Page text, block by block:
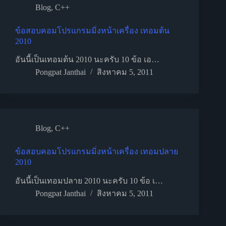
Blog, C++
ข้อสอบคอมโปรแกรมมิ่งหน้าเครื่อง เทอมต้น
2010
อันนี้เป็นเทอมต้น 2010 นะครับ 10 ข้อ เอ…
Pongpat Janthai
สิงหาคม 5, 2011
Blog, C++
ข้อสอบคอมโปรแกรมมิ่งหน้าเครื่อง เทอมปลาย
2010
อันนี้เป็นเทอมปลาย 2010 นะครับ 10 ข้อ เ…
Pongpat Janthai
สิงหาคม 5, 2011